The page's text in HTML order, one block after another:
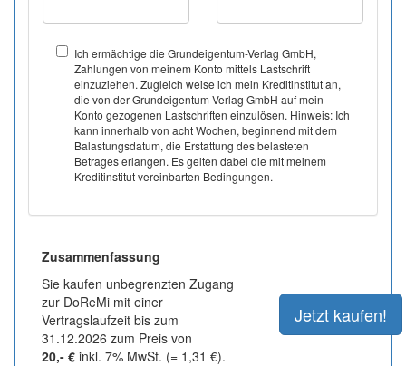
Ich ermächtige die Grundeigentum-Verlag GmbH,
Zahlungen von meinem Konto mittels Lastschrift
einzuziehen. Zugleich weise ich mein Kreditinstitut an,
die von der Grundeigentum-Verlag GmbH auf mein
Konto gezogenen Lastschriften einzulösen. Hinweis: Ich
kann innerhalb von acht Wochen, beginnend mit dem
Balastungsdatum, die Erstattung des belasteten
Betrages erlangen. Es gelten dabei die mit meinem
Kreditinstitut vereinbarten Bedingungen.
Zusammenfassung
Sie kaufen unbegrenzten Zugang
zur DoReMi mit einer
Vertragslaufzeit bis zum
31.12.2026 zum Preis von
20,- € inkl. 7% MwSt. (= 1,31 €).